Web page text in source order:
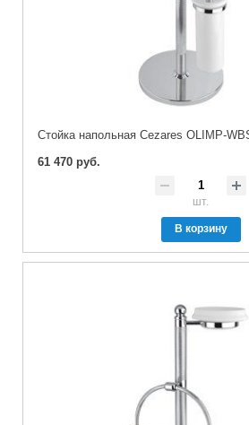
Стойка напольная Cezares OLIMP-
61 470 руб.
шт.
В корзину